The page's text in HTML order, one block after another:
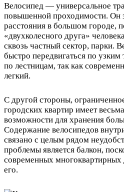
Велосипед — универсальное
повышенной проходимости. Он
расстояния в большом городе,
«двухколесного друга»
сквозь частный сектор, парки.
быстро передвигаться по
по лестницам, так как
легкий.
С другой стороны,
городских квартир имеет
возможности для хранения
Содержание велосипедов
связано с целым рядом
проблемы является балкон,
современных
его.